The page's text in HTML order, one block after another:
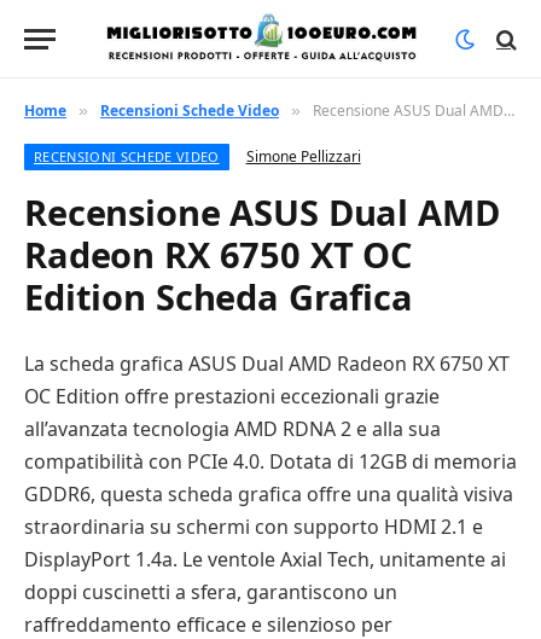
Home » Recensioni Schede Video » Recensione ASUS Dual AMD Radeon RX 6750 XT OC Edition Scheda Grafica
RECENSIONI SCHEDE VIDEO Simone Pellizzari
Recensione ASUS Dual AMD
Radeon RX 6750 XT OC
Edition Scheda Grafica
La scheda grafica ASUS Dual AMD Radeon RX 6750 XT
OC Edition offre prestazioni eccezionali grazie
all’avanzata tecnologia AMD RDNA 2 e alla sua
compatibilità con PCIe 4.0. Dotata di 12GB di memoria
GDDR6, questa scheda grafica offre una qualità visiva
straordinaria su schermi con supporto HDMI 2.1 e
DisplayPort 1.4a. Le ventole Axial Tech, unitamente ai
doppi cuscinetti a sfera, garantiscono un
raffreddamento efficace e silenzioso per